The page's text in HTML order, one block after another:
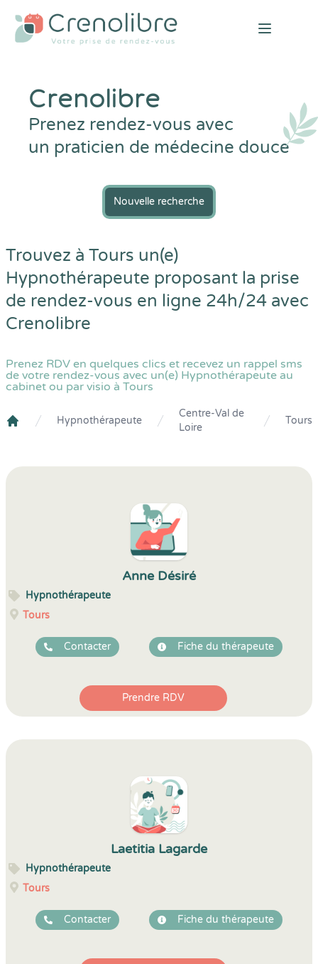
Open
Crenolibre
Prenez rendez-vous avec
un praticien de médecine douce
Nouvelle recherche
Trouvez à Tours un(e)
Hypnothérapeute proposant la prise
de rendez-vous en ligne 24h/24 avec
Crenolibre
Prenez RDV en quelques clics et recevez un rappel sms
de votre rendez-vous avec un(e) Hypnothérapeute au
cabinet ou par visio à Tours
Hypnothérapeute
Centre-Val de
Loire
Tours
Anne Désiré
Hypnothérapeute
Tours
Contacter Fiche du thérapeute
Prendre RDV
Laetitia Lagarde
Hypnothérapeute
Tours
Contacter Fiche du thérapeute